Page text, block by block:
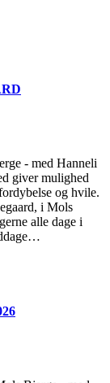
- med Hanneli
giver mulighed
og hvile.
i Mols
alle dage i